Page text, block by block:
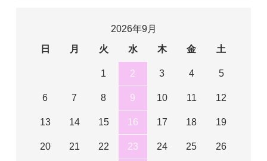
2026年9月
日
月 火 水 木 金 土
1 2 3 4 5
6 7 8 9 10 11 12
13 14 15 16 17 18 19
20 21 22 23 24 25 26